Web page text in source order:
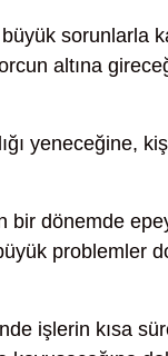
sorunlarla
altına
yeneceğine,
bir dönemde
problemler
işlerin kısa